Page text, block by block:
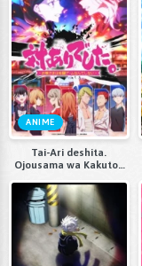
ANIME
Tai-Ari deshita.
Ojousama wa Kakutou